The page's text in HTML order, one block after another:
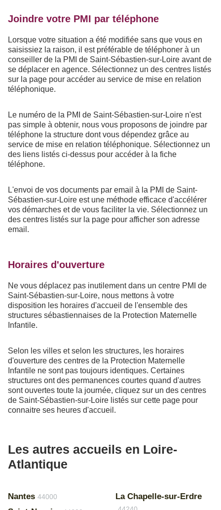
Joindre votre PMI par téléphone
Lorsque votre situation a été modifiée sans que vous en
saisissiez la raison, il est préférable de téléphoner à un
conseiller de la PMI de Saint-Sébastien-sur-Loire avant de
se déplacer en agence. Sélectionnez un des centres listés
sur la page pour accéder au service de mise en relation
téléphonique.
Le numéro de la PMI de Saint-Sébastien-sur-Loire n'est
pas simple à obtenir, nous vous proposons de joindre par
téléphone la structure dont vous dépendez grâce au
service de mise en relation téléphonique. Sélectionnez un
des liens listés ci-dessus pour accéder à la fiche
téléphone.
L'envoi de vos documents par email à la PMI de Saint-
Sébastien-sur-Loire est une méthode efficace d'accélérer
vos démarches et de vous faciliter la vie. Sélectionnez un
des centres listés sur la page pour afficher son adresse
email.
Horaires d'ouverture
Ne vous déplacez pas inutilement dans un centre PMI de
Saint-Sébastien-sur-Loire, nous mettons à votre
disposition les horaires d'accueil de l'ensemble des
structures sébastiennaises de la Protection Maternelle
Infantile.
Selon les villes et selon les structures, les horaires
d'ouverture des centres de la Protection Maternelle
Infantile ne sont pas toujours identiques. Certaines
structures ont des permanences courtes quand d'autres
sont ouvertes toute la journée, cliquez sur un des centres
de Saint-Sébastien-sur-Loire listés sur cette page pour
connaitre ses heures d'accueil.
Les autres accueils en Loire-
Atlantique
Nantes 44000 La Chapelle-sur-Erdre